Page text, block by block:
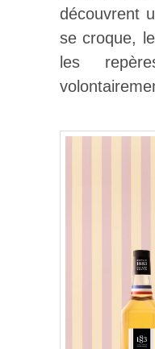
découvrent
se croque,
les